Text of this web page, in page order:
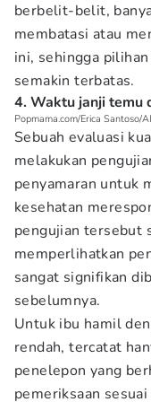
berbelit-belit,
membatasi atau
ini, sehingga
semakin terbatas.
4. Waktu janji temu
Popmama.com/Erica Santoso/AI
Sebuah evaluasi
melakukan
penyamaran untuk
kesehatan
pengujian tersebut
memperlihatkan
sangat signifikan
sebelumnya.
Untuk ibu hamil
rendah, tercatat
penelepon yang
pemeriksaan